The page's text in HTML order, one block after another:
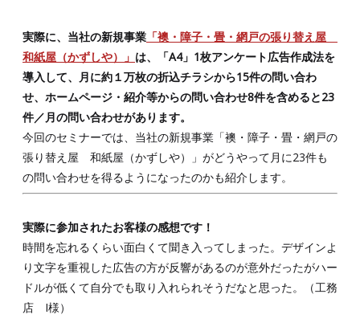
実際に、当社の新規事業 「襖・障子・畳・網戸の張り替え屋
和紙屋（かずしや）」 は、「A4」1枚アンケート広告作成法を
導入して、月に約１万枚の折込チラシから15件の問い合わ
せ、ホームページ・紹介等からの問い合わせ8件を含めると23
件／月の問い合わせがあります。
今回のセミナーでは、当社の新規事業「襖・障子・畳・網戸の
張り替え屋 和紙屋（かずしや）」がどうやって月に23件も
の問い合わせを得るようになったのかも紹介します。
実際に参加されたお客様の感想です！
時間を忘れるくらい面白くて聞き入ってしまった。デザインよ
り文字を重視した広告の方が反響があるのが意外だったがハー
ドルが低くて自分でも取り入れられそうだなと思った。（工務
店 I様）